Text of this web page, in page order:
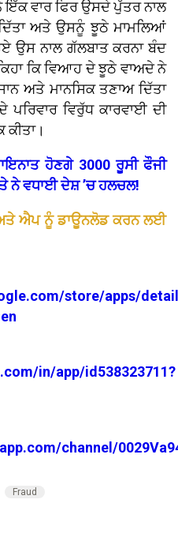
ਇੱਕ ਵਾਰ ਫਿਰ ਉਸਦੇ ਪੁੱਤਰ ਨਾਲ
ਅਤੇ ਉਸਨੂੰ ਝੂਠੇ ਮਾਮਲਿਆਂ
ਉਸ ਨਾਲ ਗੱਲਬਾਤ ਕਰਨਾ ਬੰਦ
ਕਿ ਵਿਆਹ ਦੇ ਝੂਠੇ ਵਾਅਦੇ ਨੇ
ਅਤੇ ਮਾਨਸਿਕ ਤਣਾਅ ਦਿੱਤਾ
ਵਿਰੁੱਧ ਕਾਰਵਾਈ ਦੀ
ਹੋਣਗੇ 3000 ਰੂਸੀ ਫੌਜੀ
ਨੇ ਵਧਾਈ ਦੇਸ਼ ’ਚ ਹਲਚਲ!
ਐਪ ਨੂੰ ਡਾਊਨਲੋਡ ਕਰਨ ਲਈ
store/apps/
in/app/id538323711?
channel/
Fraud